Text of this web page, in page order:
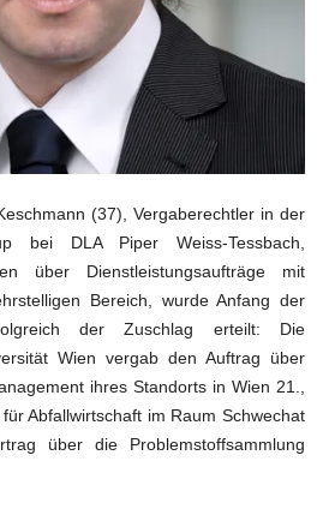
(37), Vergaberechtler in der
bei DLA Piper Weiss-Tessbach,
über Dienstleistungsaufträge mit
Bereich, wurde Anfang der
der Zuschlag erteilt: Die
Wien vergab den Auftrag über
ihres Standorts in Wien 21.,
Abfallwirtschaft im Raum Schwechat
über die Problemstoffsammlung